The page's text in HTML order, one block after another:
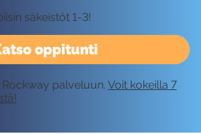
oppitunti
säkeistöt 1-3!
palveluun. Voit kokeilla 7